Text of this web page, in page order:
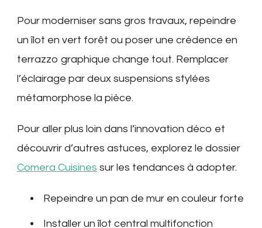
Pour moderniser sans gros travaux, repeindre
un îlot en vert forêt ou poser une crédence en
terrazzo graphique change tout. Remplacer
l’éclairage par deux suspensions stylées
métamorphose la pièce.
Pour aller plus loin dans l’innovation déco et
découvrir d’autres astuces, explorez le dossier
Comera Cuisines sur les tendances à adopter.
Repeindre un pan de mur en couleur forte
Installer un îlot central multifonction